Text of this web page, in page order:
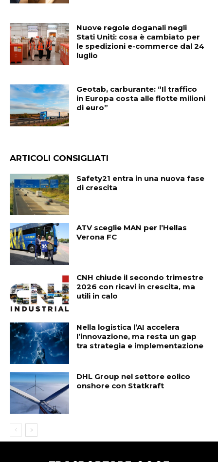
Nuove regole doganali negli
Stati Uniti: cosa è cambiato per
le spedizioni e-commerce dal 24
luglio
Geotab, carburante: “Il traffico
in Europa costa alle flotte milioni
di euro”
ARTICOLI CONSIGLIATI
Safety21 entra in una nuova fase
di crescita
ATV sceglie MAN per l’Hellas
Verona FC
CNH chiude il secondo trimestre
2026 con ricavi in crescita, ma
utili in calo
Nella logistica l’AI accelera
l’innovazione, ma resta un gap
tra strategia e implementazione
DHL Group nel settore eolico
onshore con Statkraft